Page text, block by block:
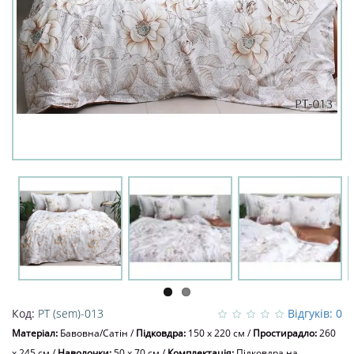
Відгуків: 0
Код: PT (sem)-013
Матеріал: Бавовна/Сатін /Підковдра: 150 x 220 см /Простирадло:260